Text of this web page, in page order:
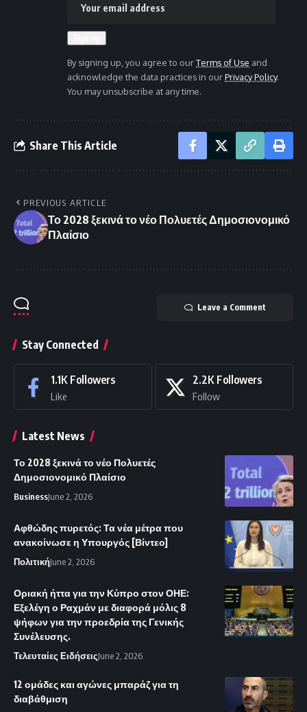
By signing up, you agree to ourTerms of Use and
acknowledge the data practices in ourPrivacy Policy.
You may unsubscribe at any time.
Share This Article
PREVIOUS ARTICLE
Το 2028 ξεκινά το νέο Πολυετές Δημοσιονομικό
Πλαίσιο
Leave a Comment
Stay Connected
1.1K Followers
Like
2.2K Followers
Follow
Latest News
Το 2028 ξεκινά το νέο Πολυετές
Δημοσιονομικό Πλαίσιο
BusinessJune 2, 2026
Αφθώδης πυρετός: Τα νέα μέτρα που
ανακοίνωσε η Υπουργός [Βίντεο]
ΠολιτικήJune 2, 2026
Οριακή ήττα για την Κύπρο στον ΟΗΕ:
Εξελέγη ο Ραχμάν με διαφορά μόλις 8
ψήφων για την προεδρία της Γενικής
Συνέλευσης.
Τελευταίες ΕιδήσειςJune 2, 2026
12 ομάδες και αγώνες μπαράζ για τη
διαβάθμιση